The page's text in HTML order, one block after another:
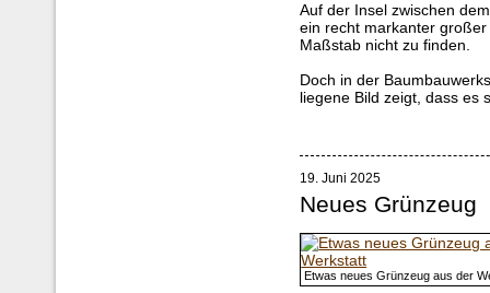
Auf der Insel zwischen
ein recht markanter
Maßstab nicht zu finden.
Doch in der
liegene Bild zeigt, dass es
19. Juni 2025
Neues Grünzeug
Etwas neues Grünzeug aus der